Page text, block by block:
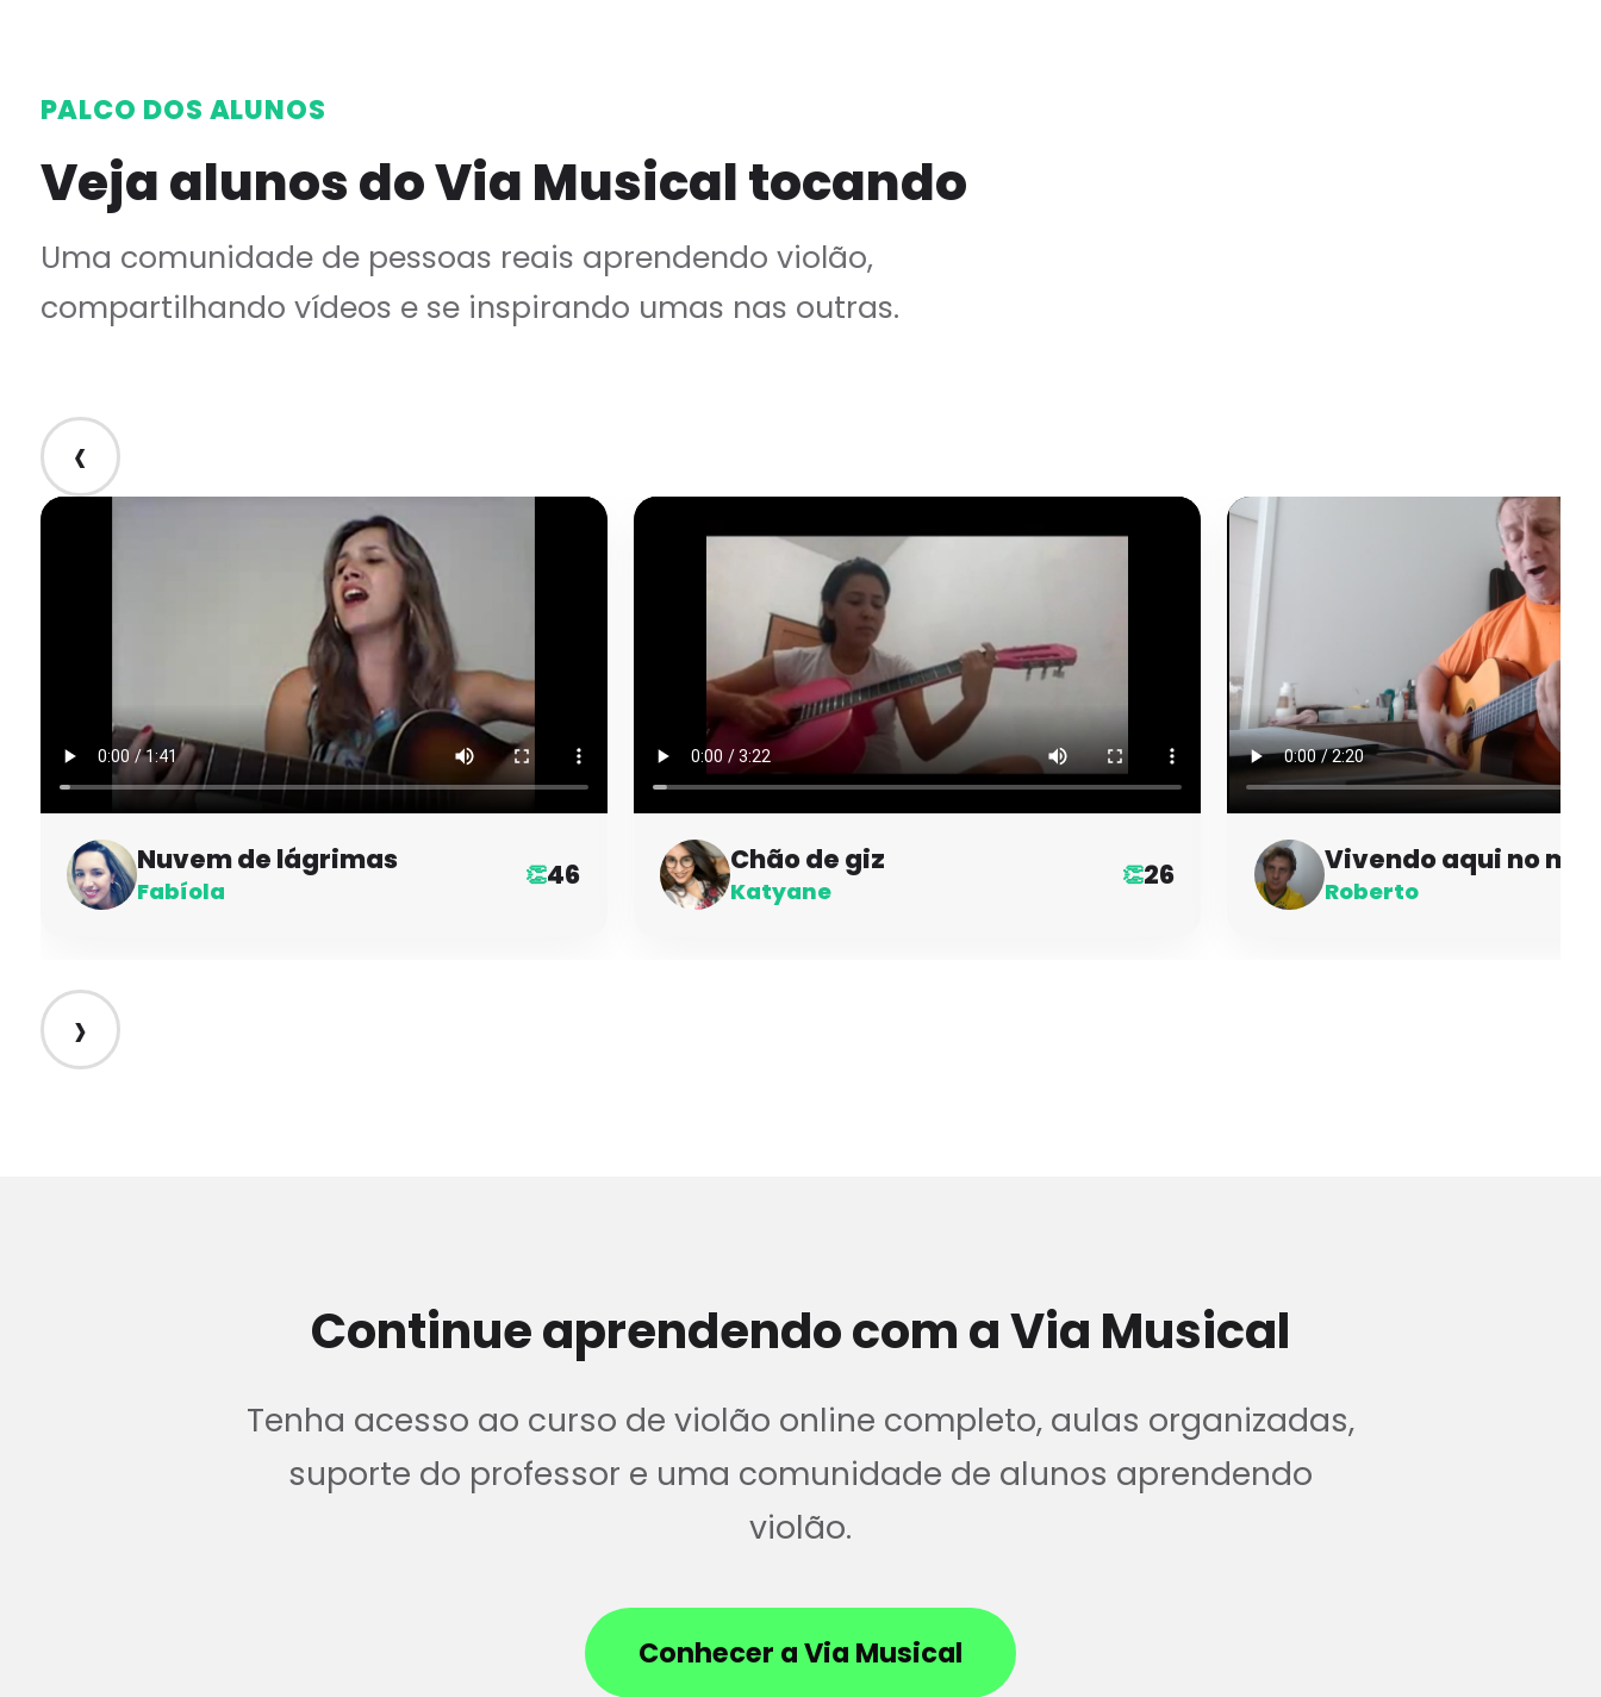
PALCO DOS ALUNOS
Veja alunos do Via Musical tocando
Uma comunidade de pessoas reais aprendendo violão,
compartilhando vídeos e se inspirando umas nas outras.
‹
Nuvem de lágrimas
Fabíola
👏46 Chão de giz
Katyane
👏26 Vivendo aqui no
Roberto
›
Continue aprendendo com a Via Musical
Tenha acesso ao curso de violão online completo, aulas organizadas,
suporte do professor e uma comunidade de alunos aprendendo
violão.
Conhecer a Via Musical